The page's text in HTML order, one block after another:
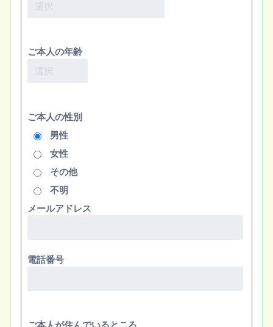
ご本人の年齢
ご本人の性別
男性
女性
その他
不明
メールアドレス
電話番号